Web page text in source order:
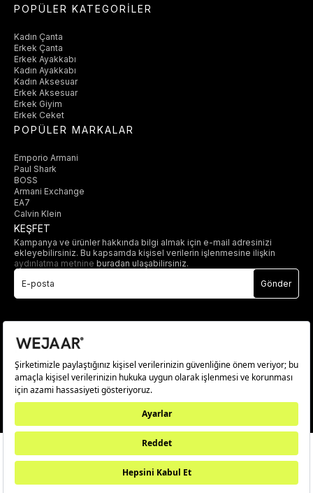
POPÜLER KATEGORİLER
Kadın Çanta
Erkek Çanta
Erkek Ayakkabı
Kadın Ayakkabı
Kadın Aksesuar
Erkek Aksesuar
Erkek Giyim
Erkek Ceket
POPÜLER MARKALAR
Emporio Armani
Paul Shark
BOSS
Armani Exchange
EA7
Calvin Klein
KEŞFET
Kampanya ve ürünler hakkında bilgi almak için e-mail adresinizi
ekleyebilirsiniz. Bu kapsamda kişisel verilerin işlenmesine ilişkin
aydınlatma metnine buradan ulaşabilirsiniz.
Gönder
© 2025 wejaar.com.tr. tüm hakları saklıdır.